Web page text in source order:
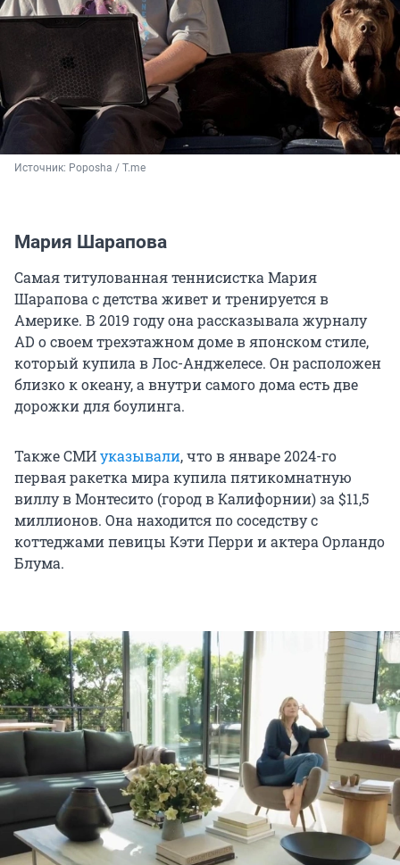
Источник: Poposha / T.me
Мария Шарапова
Самая титулованная теннисистка Мария
Шарапова с детства живет и тренируется в
Америке. В 2019 году она рассказывала журналу
AD о своем трехэтажном доме в японском стиле,
который купила в Лос-Анджелесе. Он расположен
близко к океану, а внутри самого дома есть две
дорожки для боулинга.
Также СМИуказывали, что в январе 2024-го
первая ракетка мира купила пятикомнатную
виллу в Монтесито (город в Калифорнии) за $11,5
миллионов. Она находится по соседству с
коттеджами певицы Кэти Перри и актера Орландо
Блума.